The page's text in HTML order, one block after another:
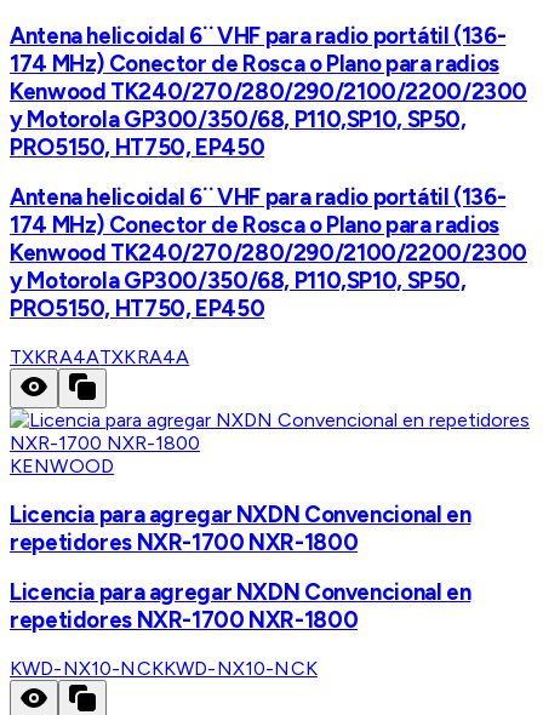
Antena helicoidal 6¨ VHF para radio portátil (136-
174 MHz) Conector de Rosca o Plano para radios
Kenwood TK240/270/280/290/2100/2200/2300
y Motorola GP300/350/68, P110,SP10, SP50,
PRO5150, HT750, EP450
Antena helicoidal 6¨ VHF para radio portátil (136-
174 MHz) Conector de Rosca o Plano para radios
Kenwood TK240/270/280/290/2100/2200/2300
y Motorola GP300/350/68, P110,SP10, SP50,
PRO5150, HT750, EP450
TXKRA4ATXKRA4A
KENWOOD
Licencia para agregar NXDN Convencional en
repetidores NXR-1700 NXR-1800
Licencia para agregar NXDN Convencional en
repetidores NXR-1700 NXR-1800
KWD-NX10-NCKKWD-NX10-NCK